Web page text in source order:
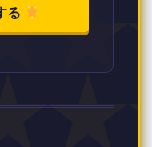
る